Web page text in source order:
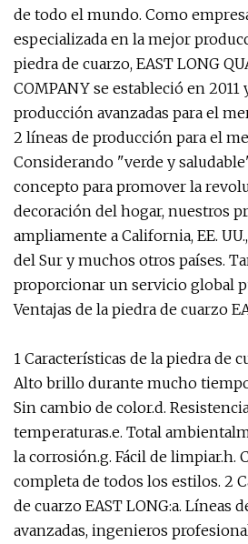
de todo el mundo. Como
especializada en la mejor
piedra de cuarzo, EAST LONG
COMPANY se estableció en 2011
producción avanzadas para el
2 líneas de producción para el
Considerando "verde y
concepto para promover la
decoración del hogar, nuestros
ampliamente a California, EE.
del Sur y muchos otros países.
proporcionar un servicio global
Ventajas de la piedra de cuarzo
1 Características de la piedra de
Alto brillo durante mucho
Sin cambio de color.d.
temperaturas.e. Total
la corrosión.g. Fácil de limpiar.h.
completa de todos los estilos. 2
de cuarzo EAST LONG:a. Líneas
avanzadas, ingenieros